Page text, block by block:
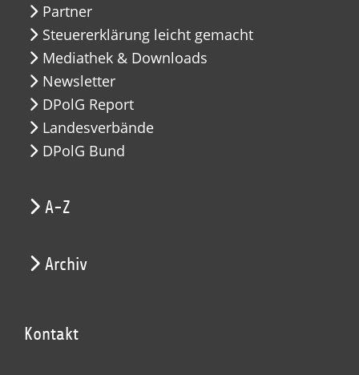
Partner
Steuererklärung leicht gemacht
Mediathek & Downloads
Newsletter
DPolG Report
Landesverbände
DPolG Bund
A-Z
Archiv
Kontakt